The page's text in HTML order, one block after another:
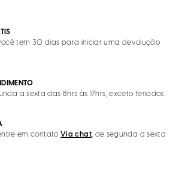
tem 30 dias para iniciar uma devolução
a sexta das 8hrs às 17hrs, exceto feriados.
em contato Via chat, de segunda a sexta